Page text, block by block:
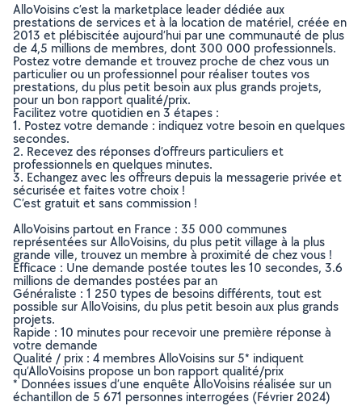
AlloVoisins c’est la marketplace leader dédiée aux
prestations de services et à la location de matériel, créée en
2013 et plébiscitée aujourd’hui par une communauté de plus
de 4,5 millions de membres, dont 300 000 professionnels.
Postez votre demande et trouvez proche de chez vous un
particulier ou un professionnel pour réaliser toutes vos
prestations, du plus petit besoin aux plus grands projets,
pour un bon rapport qualité/prix.
Facilitez votre quotidien en 3 étapes :
1. Postez votre demande : indiquez votre besoin en quelques
secondes.
2. Recevez des réponses d’offreurs particuliers et
professionnels en quelques minutes.
3. Echangez avec les offreurs depuis la messagerie privée et
sécurisée et faites votre choix !
C’est gratuit et sans commission !
AlloVoisins partout en France : 35 000 communes
représentées sur AlloVoisins, du plus petit village à la plus
grande ville, trouvez un membre à proximité de chez vous !
Efficace : Une demande postée toutes les 10 secondes, 3.6
millions de demandes postées par an
Généraliste : 1 250 types de besoins différents, tout est
possible sur AlloVoisins, du plus petit besoin aux plus grands
projets.
Rapide : 10 minutes pour recevoir une première réponse à
votre demande
Qualité / prix : 4 membres AlloVoisins sur 5* indiquent
qu’AlloVoisins propose un bon rapport qualité/prix
* Données issues d’une enquête AlloVoisins réalisée sur un
échantillon de 5 671 personnes interrogées (Février 2024)